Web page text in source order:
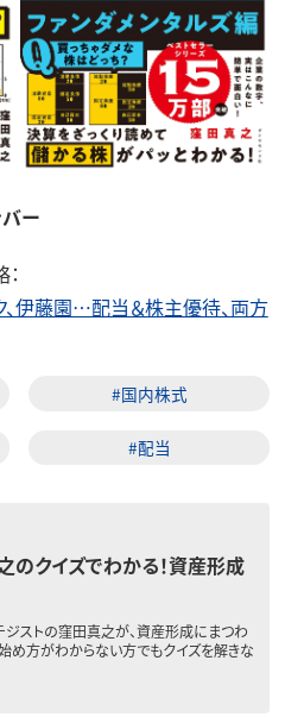
ー
、伊藤園…配当＆株主優待、両方
#国内株式
#配当
のクイズでわかる！資産形成
ジストの窪田真之が、資産形成にまつわ
め方がわからない方でもクイズを解きな